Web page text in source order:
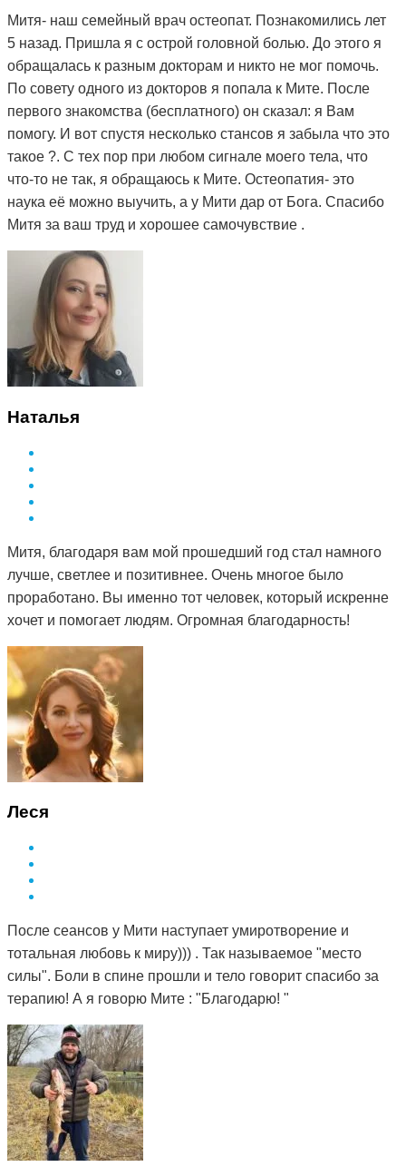
Митя- наш семейный врач остеопат. Познакомились лет
5 назад. Пришла я с острой головной болью. До этого я
обращалась к разным докторам и никто не мог помочь.
По совету одного из докторов я попала к Мите. После
первого знакомства (бесплатного) он сказал: я Вам
помогу. И вот спустя несколько стансов я забыла что это
такое ?. С тех пор при любом сигнале моего тела, что
что-то не так, я обращаюсь к Мите. Остеопатия- это
наука её можно выучить, а у Мити дар от Бога. Спасибо
Митя за ваш труд и хорошее самочувствие .
Наталья
Митя, благодаря вам мой прошедший год стал намного
лучше, светлее и позитивнее. Очень многое было
проработано. Вы именно тот человек, который искренне
хочет и помогает людям. Огромная благодарность!
Леся
После сеансов у Мити наступает умиротворение и
тотальная любовь к миру))) . Так называемое "место
силы". Боли в спине прошли и тело говорит спасибо за
терапию! А я говорю Мите : "Благодарю! "